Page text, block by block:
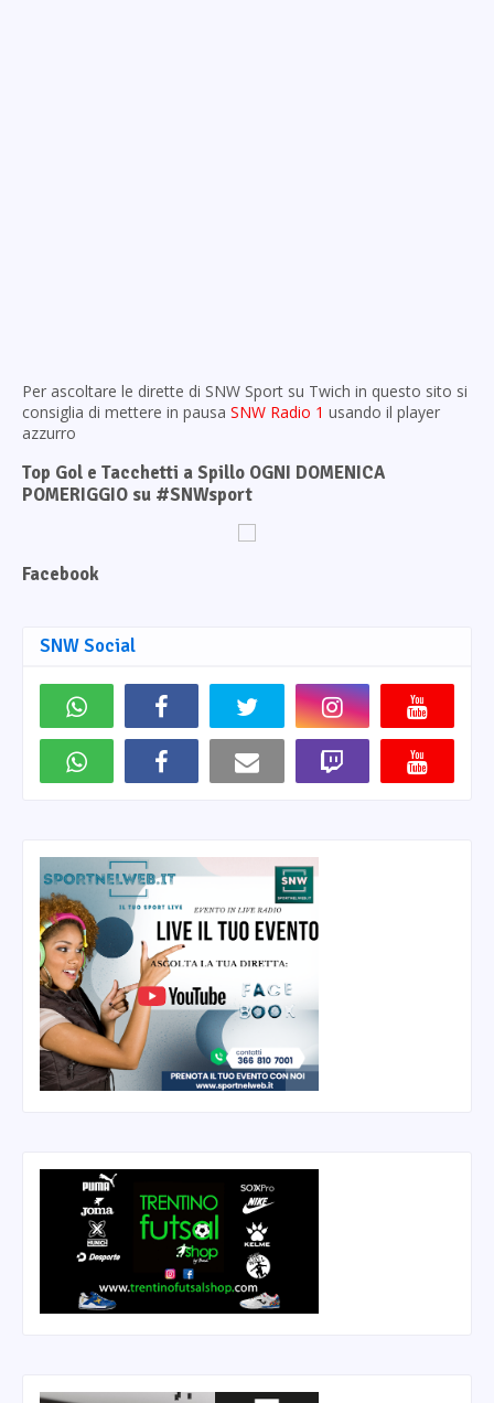
Per ascoltare le dirette di SNW Sport su Twich in questo sito si
consiglia di mettere in pausa SNW Radio 1 usando il player
azzurro
Top Gol e Tacchetti a Spillo OGNI DOMENICA
POMERIGGIO su #SNWsport
Facebook
SNW Social